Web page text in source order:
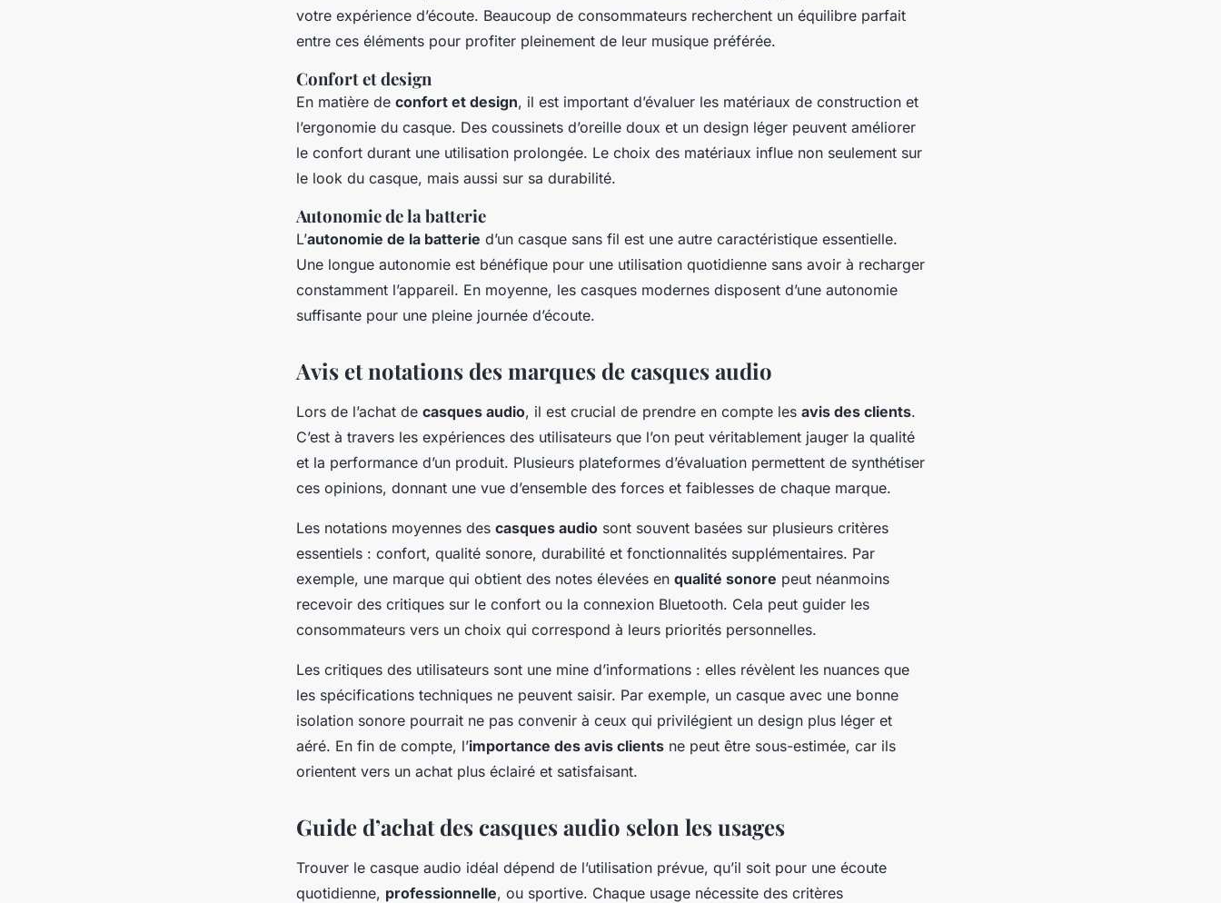
votre expérience d’écoute. Beaucoup de consommateurs recherchent un équilibre parfait
entre ces éléments pour profiter pleinement de leur musique préférée.
Confort et design
En matière de confort et design, il est important d’évaluer les matériaux de construction et
l’ergonomie du casque. Des coussinets d’oreille doux et un design léger peuvent améliorer
le confort durant une utilisation prolongée. Le choix des matériaux influe non seulement sur
le look du casque, mais aussi sur sa durabilité.
Autonomie de la batterie
L’autonomie de la batterie d’un casque sans fil est une autre caractéristique essentielle.
Une longue autonomie est bénéfique pour une utilisation quotidienne sans avoir à recharger
constamment l’appareil. En moyenne, les casques modernes disposent d’une autonomie
suffisante pour une pleine journée d’écoute.
Avis et notations des marques de casques audio
Lors de l’achat de casques audio, il est crucial de prendre en compte les avis des clients.
C’est à travers les expériences des utilisateurs que l’on peut véritablement jauger la qualité
et la performance d’un produit. Plusieurs plateformes d’évaluation permettent de synthétiser
ces opinions, donnant une vue d’ensemble des forces et faiblesses de chaque marque.
Les notations moyennes des casques audio sont souvent basées sur plusieurs critères
essentiels : confort, qualité sonore, durabilité et fonctionnalités supplémentaires. Par
exemple, une marque qui obtient des notes élevées en qualité sonore peut néanmoins
recevoir des critiques sur le confort ou la connexion Bluetooth. Cela peut guider les
consommateurs vers un choix qui correspond à leurs priorités personnelles.
Les critiques des utilisateurs sont une mine d’informations : elles révèlent les nuances que
les spécifications techniques ne peuvent saisir. Par exemple, un casque avec une bonne
isolation sonore pourrait ne pas convenir à ceux qui privilégient un design plus léger et
aéré. En fin de compte, l’importance des avis clients ne peut être sous-estimée, car ils
orientent vers un achat plus éclairé et satisfaisant.
Guide d’achat des casques audio selon les usages
Trouver le casque audio idéal dépend de l’utilisation prévue, qu’il soit pour une écoute
quotidienne, professionnelle, ou sportive. Chaque usage nécessite des critères